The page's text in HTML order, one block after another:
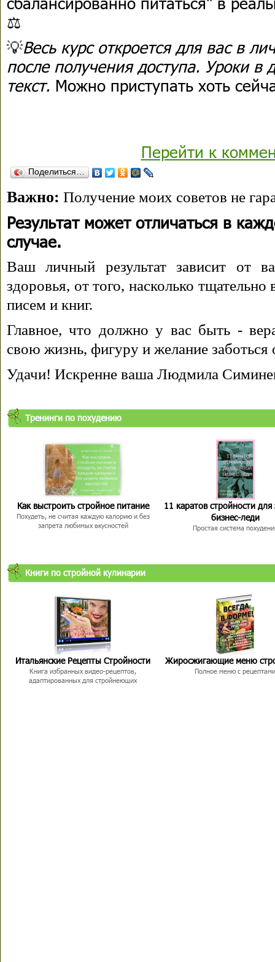
⚖️
💡Весь курс откроется для вас в
после получения доступа. Уроки в
текст. Можно приступать хоть
Перейти к
Поделиться…
Важно: Получение моих советов не
Результат может отличаться в
случае.
Ваш личный результат зависит от
здоровья, от того, насколько
писем и книг.
Главное, что должно у вас быть -
свою жизнь, фигуру и желание заботься
Удачи! Искренне ваша Людмила
Тренинги по похудению
Как выстроить стройное питание
Похудеть, не считая каждую калорию и без
запрета любимых вкусностей
11 каратов стройности для
бизнес-леди
Простая система
Книги по стройной кулинарии
Итальянские Рецепты Стройности
Книга избранных видео-рецептов,
адаптированных для стройнеющих
Жиросжигающие меню
Полное меню с рецептами